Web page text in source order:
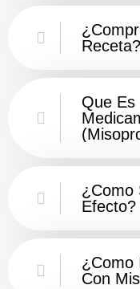
Receta?
Que Es
¿Como
Efecto?
¿como
Con